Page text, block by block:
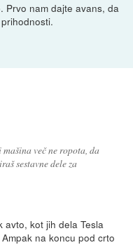
Prvo nam dajte avans, da
več ne ropota, da
sestavne dele za
avto, kot jih dela Tesla
na koncu pod crto